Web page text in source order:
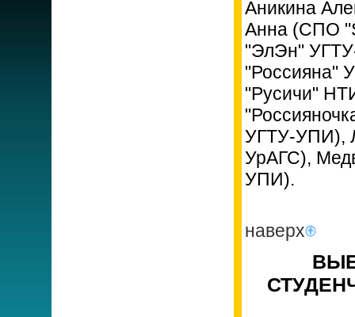
Аникина
Анна (СПО
"ЭлЭн"
"Россияна"
"Русичи"
УГТУ-УПИ),
УрАГС),
УПИ).
наверх